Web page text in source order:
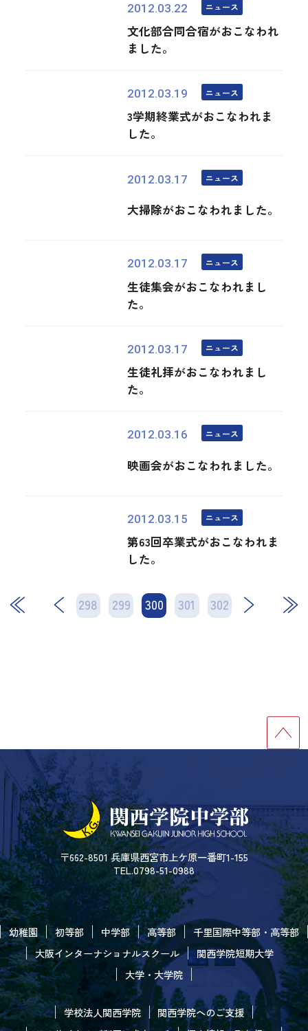
2012.03.22 ニュース
文化部合同合宿がおこなわれ
ました。
2012.03.19 ニュース
3学期終業式がおこなわれま
した。
2012.03.17 ニュース
大掃除がおこなわれました。
2012.03.17 ニュース
生徒集会がおこなわれまし
た。
2012.03.17 ニュース
生徒礼拝がおこなわれまし
た。
2012.03.16 ニュース
映画会がおこなわれました。
2012.03.15 ニュース
第63回卒業式がおこなわれま
した。
298 299 300 301 302
次 最後
〒662-8501 兵庫県西宮市上ケ原一番町1-155
TEL.0798-51-0988
幼稚園 初等部 中学部 高等部
千里国際中等部・高等部
大阪インターナショナルスクール
関西学院短期大学
大学・大学院
学校法人関西学院
関西学院へのご支援